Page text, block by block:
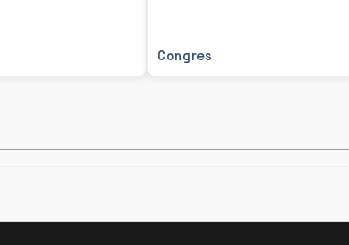
Congres